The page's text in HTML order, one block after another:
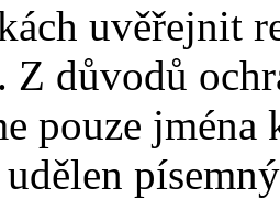
uvěřejnit
Z důvodů
pouze